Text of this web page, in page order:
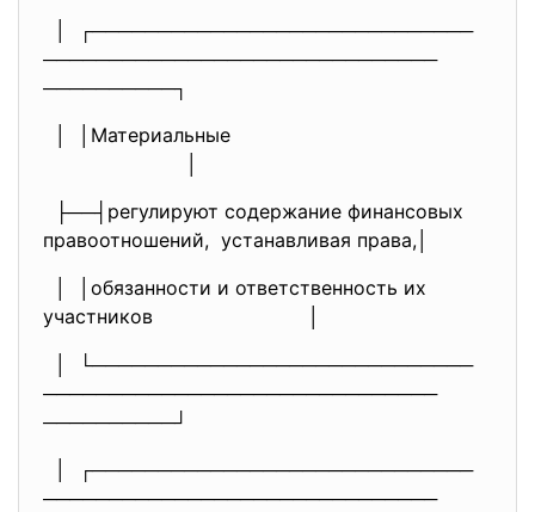
│ ┌─────────────────────────────
──────────────────────────────
──────────┐
│ │Материальные
├──┤регулируют содержание финансовых
правоотношений, устанавливая права,│
│ │обязанности и ответственность их
участников
│ └─────────────────────────────
──────────────────────────────
──────────┘
│ ┌─────────────────────────────
──────────────────────────────